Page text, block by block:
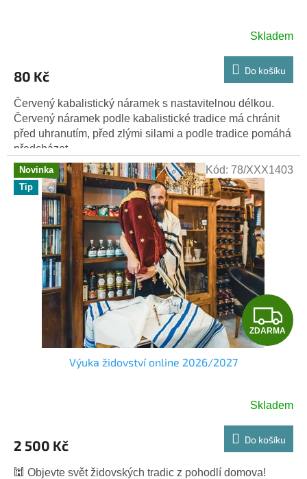
Skladem
80 Kč Do košíku
Červený kabalistický náramek s nastavitelnou délkou.
Červený náramek podle kabalistické tradice má chránit
před uhranutím, před zlými silami a podle tradice pomáhá
předcházet...
Novinka
Tip
Z
D
R
M
A
ZDARMA
Výuka židovství online 2026/2027
Skladem
2 500 Kč Do košíku
🕍 Objevte svět židovských tradic z pohodlí domova!
Kód: 78/XXX1403